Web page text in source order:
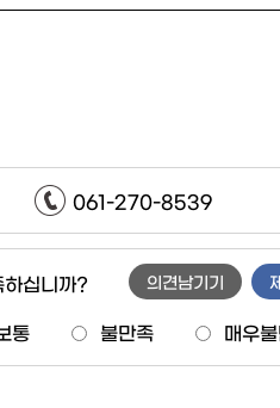
061-270-8539
하십니까?
통 불만족 매우
의견남기기